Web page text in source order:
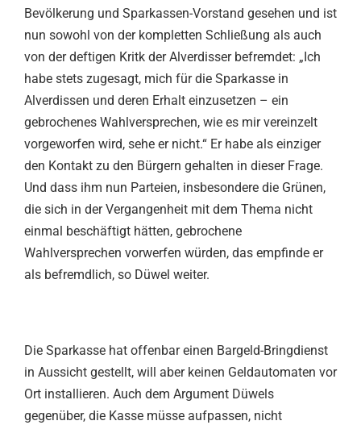
Bevölkerung und Sparkassen-Vorstand gesehen und ist
nun sowohl von der kompletten Schließung als auch
von der deftigen Kritk der Alverdisser befremdet: „Ich
habe stets zugesagt, mich für die Sparkasse in
Alverdissen und deren Erhalt einzusetzen – ein
gebrochenes Wahlversprechen, wie es mir vereinzelt
vorgeworfen wird, sehe er nicht.“ Er habe als einziger
den Kontakt zu den Bürgern gehalten in dieser Frage.
Und dass ihm nun Parteien, insbesondere die Grünen,
die sich in der Vergangenheit mit dem Thema nicht
einmal beschäftigt hätten, gebrochene
Wahlversprechen vorwerfen würden, das empfinde er
als befremdlich, so Düwel weiter.
Die Sparkasse hat offenbar einen Bargeld-Bringdienst
in Aussicht gestellt, will aber keinen Geldautomaten vor
Ort installieren. Auch dem Argument Düwels
gegenüber, die Kasse müsse aufpassen, nicht